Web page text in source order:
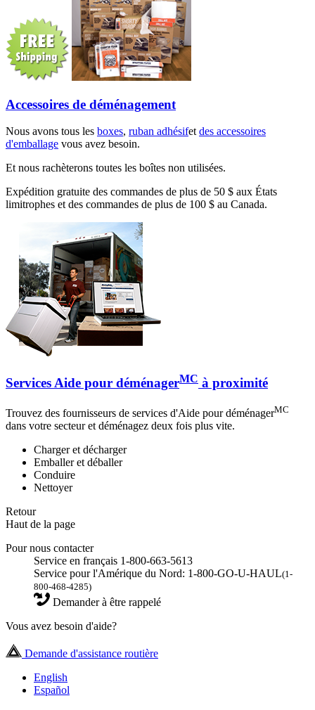
Accessoires de déménagement
Nous avons tous les boxes, ruban adhésifetdes accessoires
d'emballage vous avez besoin.
Et nous rachèterons toutes les boîtes non utilisées.
Expédition gratuite des commandes de plus de 50 $ aux États
limitrophes et des commandes de plus de 100 $ au Canada.
Services Aide pour déménagerMC à proximité
Trouvez des fournisseurs de services d'Aide pour déménagerMC
dans votre secteur et déménagez deux fois plus vite.
Charger et décharger
Emballer et déballer
Conduire
Nettoyer
Retour
Haut de la page
Pour nous contacter
Service en français 1-800-663-5613
Service pour l'Amérique du Nord: 1-800-GO-U-HAUL(1-
800-468-4285)
Demander à être rappelé
Vous avez besoin d'aide?
Demande d'assistance routière
English
Español